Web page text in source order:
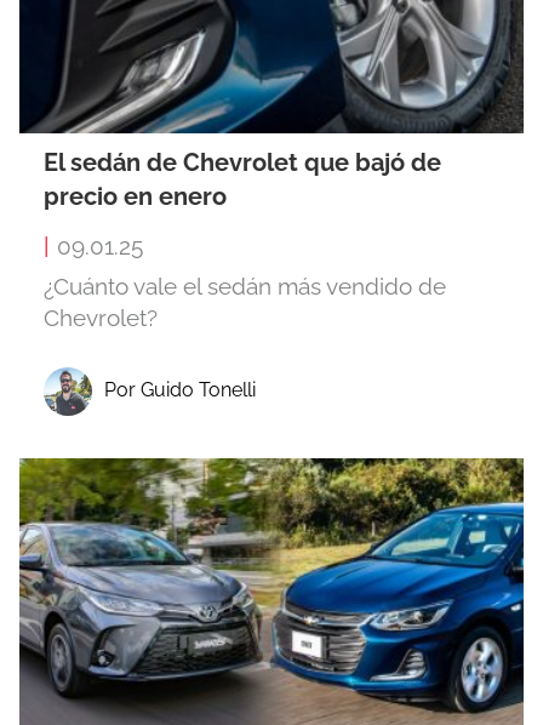
El sedán de Chevrolet que bajó de
precio en enero
09.01.25
¿Cuánto vale el sedán más vendido de
Chevrolet?
Por Guido Tonelli